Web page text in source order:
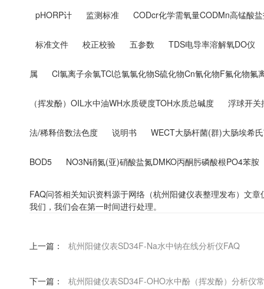
pHORP计 监测标准 CODcr化学需氧量CODMn高锰酸
标准文件 校正校验 五参数 TDS电导率溶解氧DO仪
属 Cl氯离子余氯TCl总氯氯化物S硫化物Cn氰化物F氟化物氟
（挥发酚）OIL水中油WH水质硬度TOH水质总碱度 浮球开关
法/稀释倍数法色度 说明书 WECT大肠杆菌(群)大肠埃希
BOD5 NO3N硝氮(亚)硝酸盐氮DMKO丙酮肟磷酸根PO4苯胺
FAQ问答相关知识资料源于网络（杭州阳健仪表整理发布）文
我们，我们会在第一时间进行处理。
上一篇： 杭州阳健仪表SD34F-Na水中钠在线分析仪FAQ
下一篇： 杭州阳健仪表SD34F-OHO水中酚（挥发酚）分析仪